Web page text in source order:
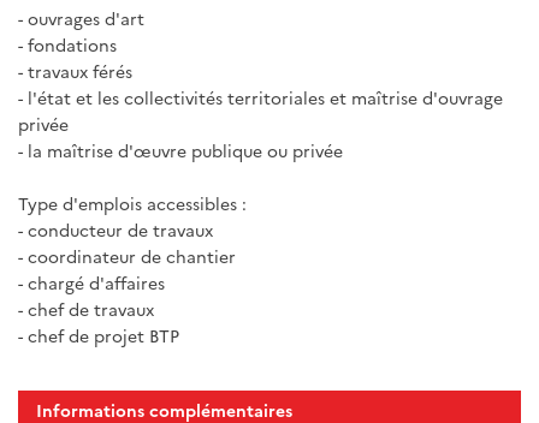
- ouvrages d'art
- fondations
- travaux férés
- l'état et les collectivités territoriales et maîtrise d'ouvrage
privée
- la maîtrise d'œuvre publique ou privée
Type d'emplois accessibles :
- conducteur de travaux
- coordinateur de chantier
- chargé d'affaires
- chef de travaux
- chef de projet BTP
Informations complémentaires